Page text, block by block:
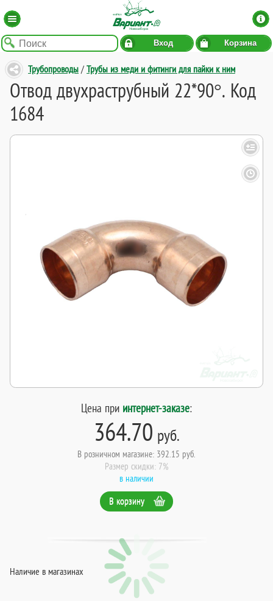
Вход Корзина
Трубопроводы / Трубы из меди и фитинги для пайки к ним
Отвод двухраструбный 22*90°. Код
1684
Цена при интернет-заказе:
364.70 руб.
В розничном магазине: 392.15 руб.
Размер скидки: 7%
в наличии
В корзину
Наличие в магазинах